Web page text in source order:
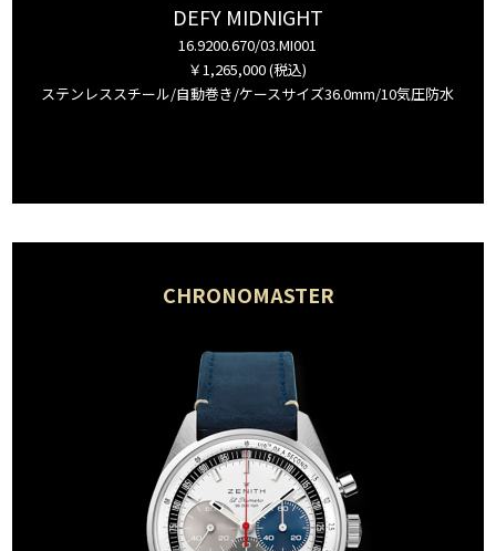
DEFY MIDNIGHT
16.9200.670/03.MI001
￥1,265,000 (税込)
ステンレススチール/自動巻き/ケースサイズ36.0mm/10気圧防水
CHRONOMASTER